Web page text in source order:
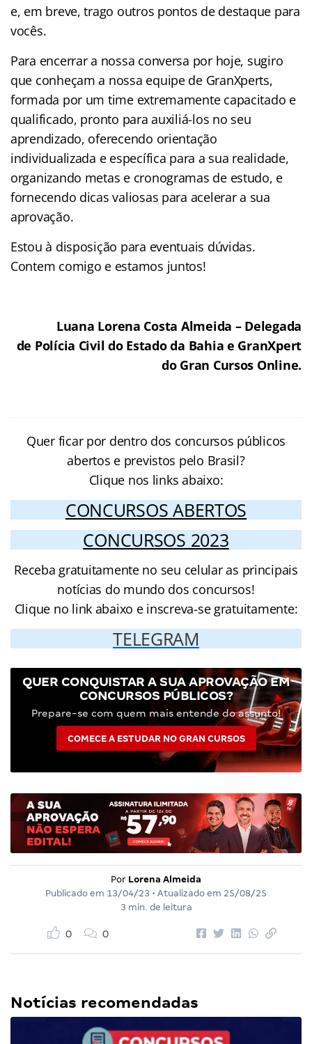
e, em breve, trago outros pontos de destaque para
vocês.
Para encerrar a nossa conversa por hoje, sugiro
que conheçam a nossa equipe de GranXperts,
formada por um time extremamente capacitado e
qualificado, pronto para auxiliá-los no seu
aprendizado, oferecendo orientação
individualizada e específica para a sua realidade,
organizando metas e cronogramas de estudo, e
fornecendo dicas valiosas para acelerar a sua
aprovação.
Estou à disposição para eventuais dúvidas.
Contem comigo e estamos juntos!
Luana Lorena Costa Almeida – Delegada
de Polícia Civil do Estado da Bahia e GranXpert
do Gran Cursos Online.
Quer ficar por dentro dos concursos públicos
abertos e previstos pelo Brasil?
Clique nos links abaixo:
CONCURSOS ABERTOS
CONCURSOS 2023
Receba gratuitamente no seu celular as principais
notícias do mundo dos concursos!
Clique no link abaixo e inscreva-se gratuitamente:
TELEGRAM
QUER CONQUISTAR A SUA APROVAÇÃO EM
CONCURSOS PÚBLICOS?
Prepare-se com quem mais entende do assunto!
COMECE A ESTUDAR NO GRAN CURSOS
Por Lorena Almeida
Publicado em 13/04/23 • Atualizado em 25/08/25
3 min. de leitura
0 0
Notícias recomendadas